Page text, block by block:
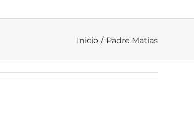
Inicio Padre Matias